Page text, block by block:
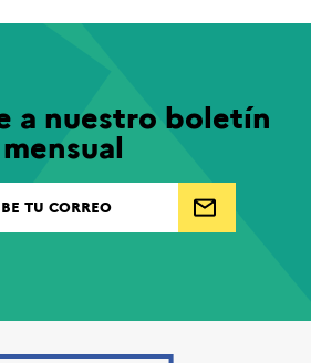
a nuestro boletín
mensual